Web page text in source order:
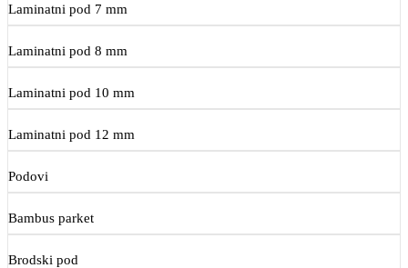
Laminatni pod 7 mm
Laminatni pod 8 mm
Laminatni pod 10 mm
Laminatni pod 12 mm
Podovi
Bambus parket
Brodski pod